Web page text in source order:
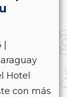
Hotel
con más